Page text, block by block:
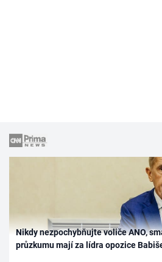
Nikdy nezpochybňujte voliče ANO,
průzkumu mají za lídra opozice